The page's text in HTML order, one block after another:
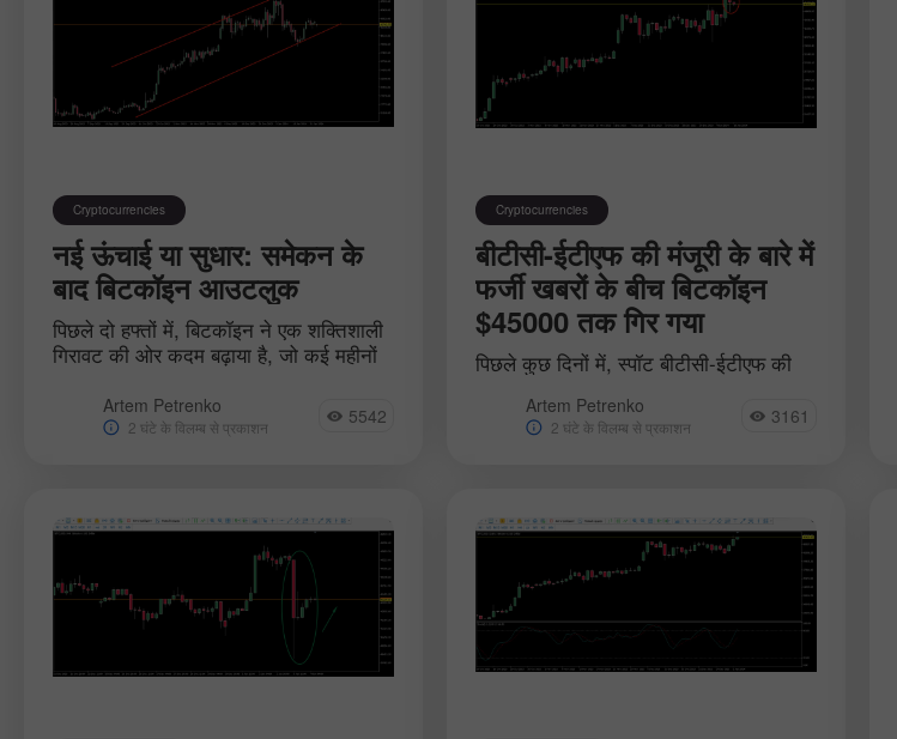
Cryptocurrencies
नई ऊंचाई या सुधार: समेकन के
बाद बिटकॉइन आउटलुक
पिछले दो हफ्तों में, बिटकॉइन ने एक शक्तिशाली
गिरावट की ओर कदम बढ़ाया है, जो कई महीनों
है। इसके बाद, परिसंपत्ति.
Artem Petrenko
2 घंटे के विलम्ब से प्रकाशन 5542
Cryptocurrencies
बीटीसी-ईटीएफ की मंजूरी के बारे में
फर्जी खबरों के बीच बिटकॉइन
$45000 तक गिर गया
पिछले कुछ दिनों में, स्पॉट बीटीसी-ईटीएफ की
निवेशक अपनी भावनाओं के चरम पर हैं, जिससे
वित्तीय बाजारों में शक्ति संतुलन हमेशा के.
Artem Petrenko
2 घंटे के विलम्ब से प्रकाशन 3161